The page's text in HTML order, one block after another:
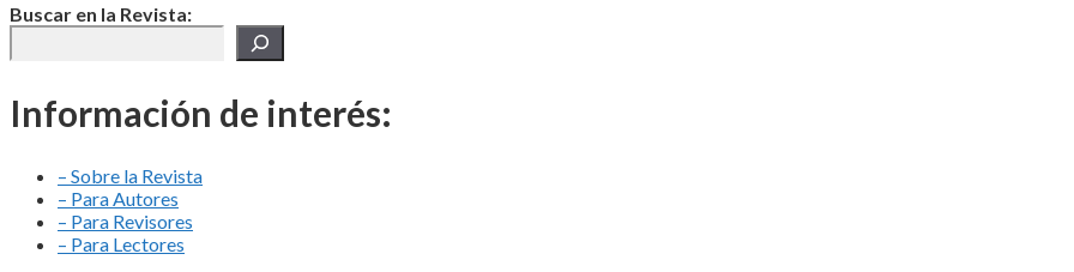
Buscar en la Revista:
Información de interés:
– Sobre la Revista
– Para Autores
– Para Revisores
– Para Lectores